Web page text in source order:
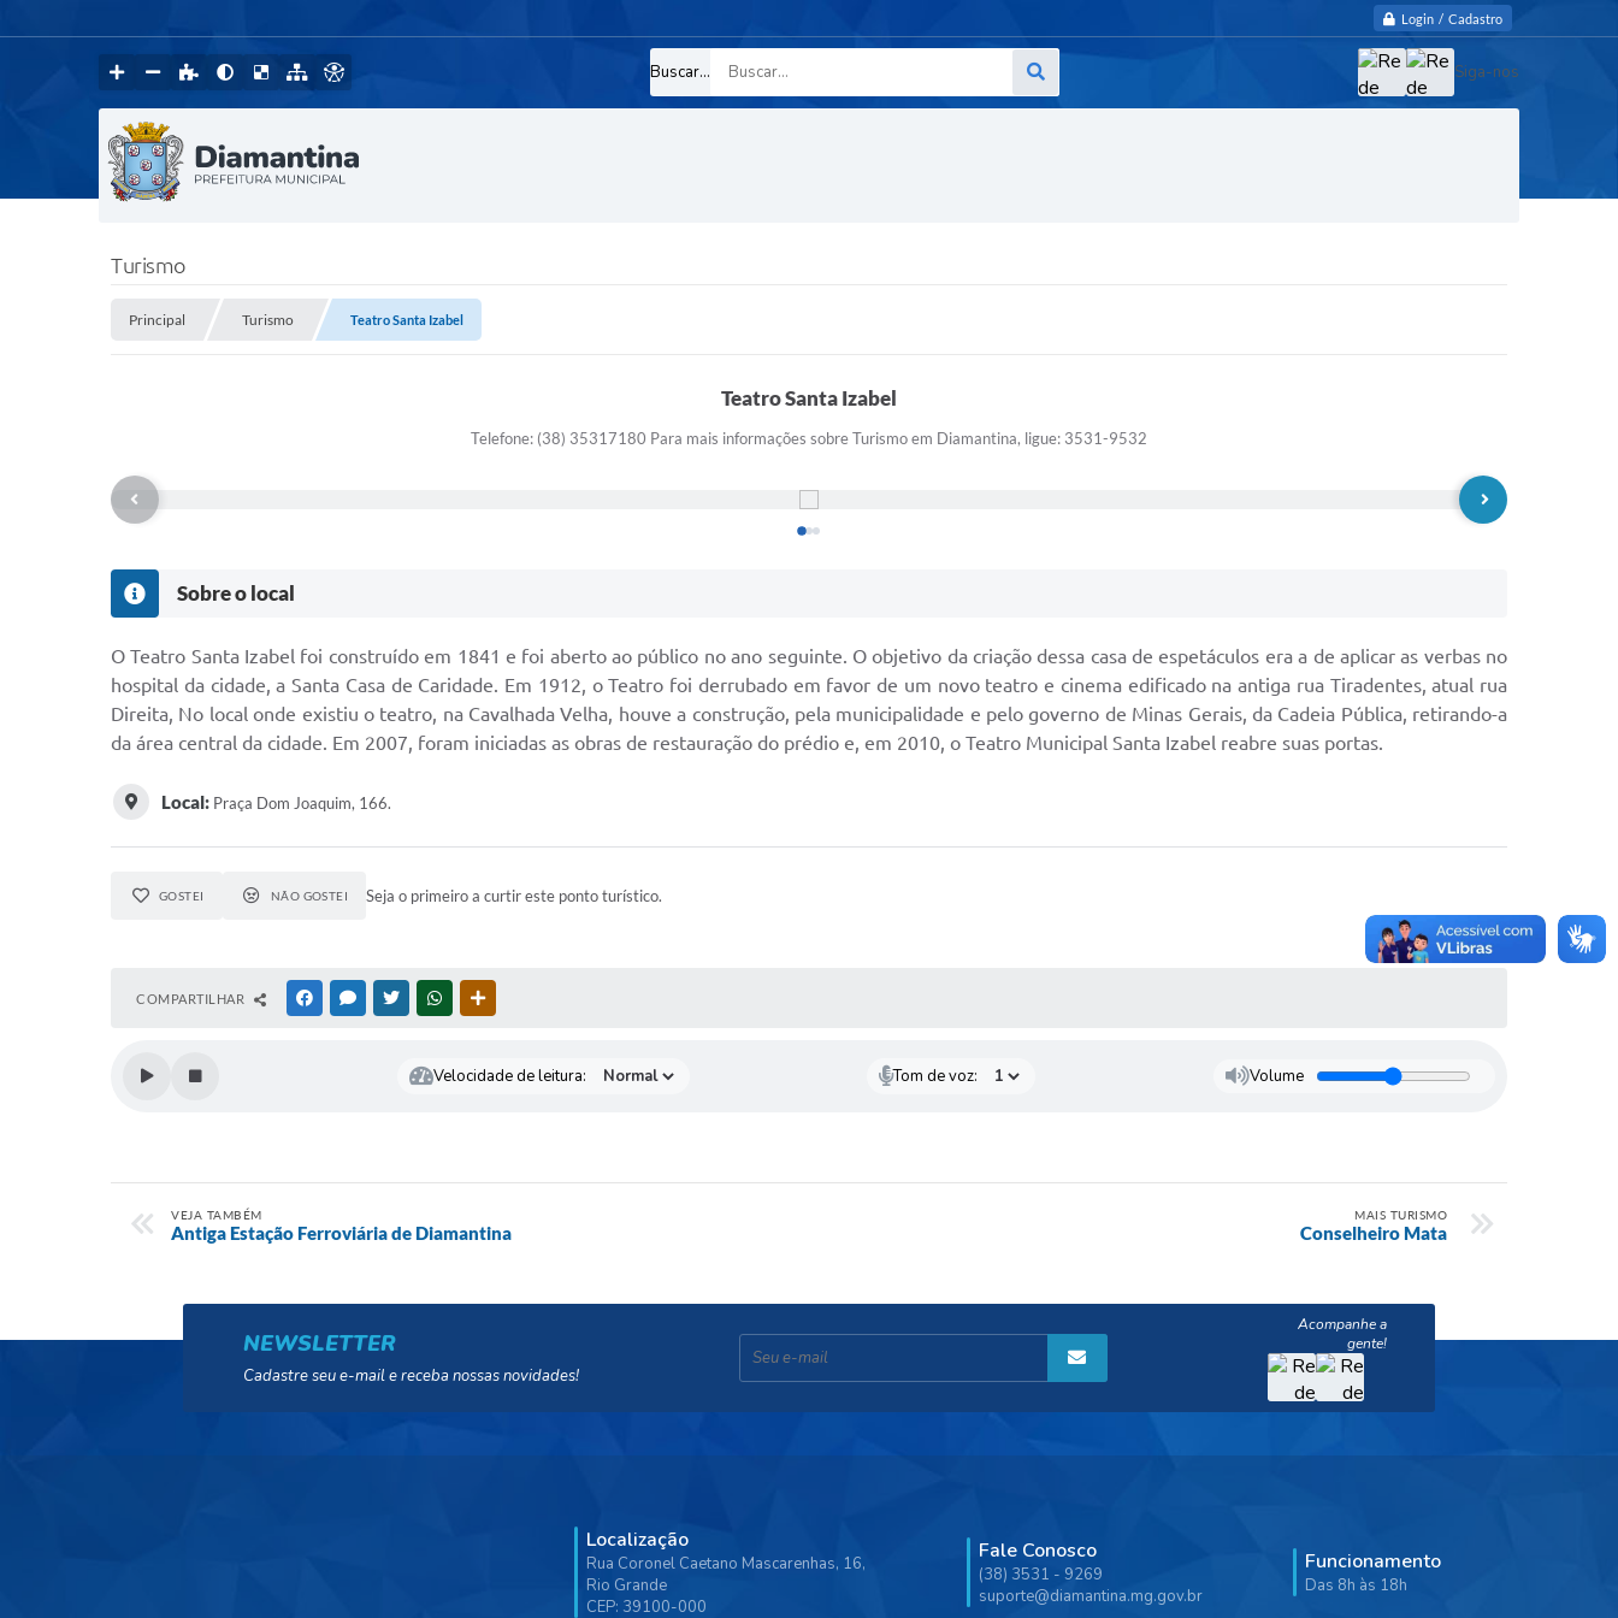
Login / Cadastro
Buscar... Siga-nos
Turismo
Principal Turismo Teatro Santa Izabel
Teatro Santa Izabel
Telefone: (38) 35317180 Para mais informações sobre Turismo em Diamantina, ligue: 3531-9532
Sobre o local
O Teatro Santa Izabel foi construído em 1841 e foi aberto ao público no ano seguinte. O objetivo da criação dessa casa de espetáculos era a de aplicar as verbas no
hospital da cidade, a Santa Casa de Caridade. Em 1912, o Teatro foi derrubado em favor de um novo teatro e cinema edificado na antiga rua Tiradentes, atual rua
Direita, No local onde existiu o teatro, na Cavalhada Velha, houve a construção, pela municipalidade e pelo governo de Minas Gerais, da Cadeia Pública, retirando-a
da área central da cidade. Em 2007, foram iniciadas as obras de restauração do prédio e, em 2010, o Teatro Municipal Santa Izabel reabre suas portas.
Local: Praça Dom Joaquim, 166.
GOSTEI NÃO GOSTEI Seja o primeiro a curtir este ponto turístico.
COMPARTILHAR FACEBOOKMESSENGER
TWITTERWHATSAPP
Velocidade de leitura: Tom de voz: Volume
VEJA TAMBÉM
Antiga Estação Ferroviária de Diamantina
MAIS TURISMO
Conselheiro Mata
NEWSLETTER
Cadastre seu e-mail e receba nossas novidades!
Localização
Rua Coronel Caetano Mascarenhas, 16,
Rio Grande
CEP: 39100-000
Fale Conosco
(38) 3531 - 9269
suporte@diamantina.mg.gov.br
Funcionamento
Das 8h às 18h